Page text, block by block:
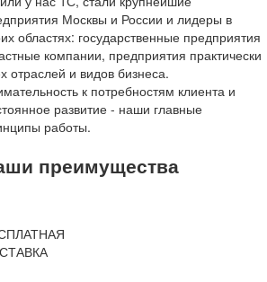
Москвы и России и лидеры в
областях: государственные предприятия
компании, предприятия практически
отраслей и видов бизнеса.
к потребностям клиента и
развитие - наши главные
работы.
преимущества